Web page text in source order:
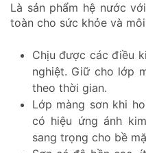
Là sản phẩm hệ nước
toàn cho sức khỏe và
Chịu được các điều
nghiệt. Giữ cho lớp
theo thời gian.
Lớp màng sơn khi
có hiệu ứng ánh
sang trọng cho bề